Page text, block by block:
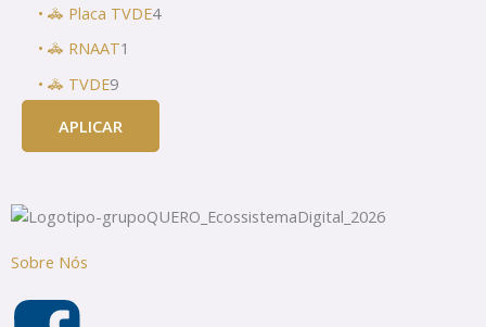
• 🚓 Placa TVDE4
• 🚓 RNAAT1
• 🚓 TVDE9
APLICAR
Sobre Nós